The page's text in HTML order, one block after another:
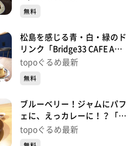
め】
無料
松島を感じる青・白・緑のド
リンク「Bridge33 CAFE AND
HOSTEL」（松島町高城町）
topoぐるめ最新
無料
ブルーベリー！ジャムにパフ
ェに、えっカレーに！？「風
のマルシェ」（松島町磯崎新
topoぐるめ最新